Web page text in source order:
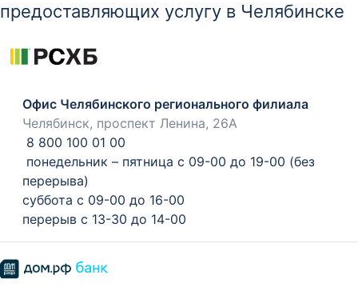
предоставляющих услугу в Челябинске
Офис Челябинского регионального филиала
Челябинск, проспект Ленина, 26А
8 800 100 01 00
понедельник – пятница с 09-00 до 19-00 (без
перерыва)
суббота с 09-00 до 16-00
перерыв с 13-30 до 14-00